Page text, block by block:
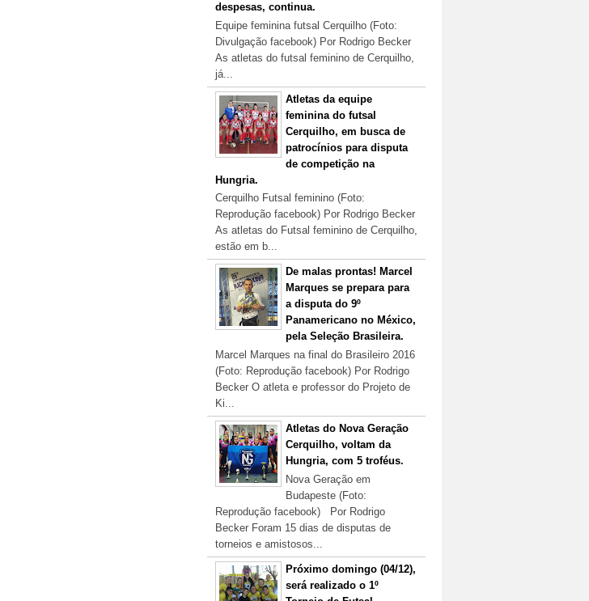
despesas, continua.
Equipe feminina futsal Cerquilho (Foto:
Divulgação facebook) Por Rodrigo Becker
As atletas do futsal feminino de Cerquilho,
já...
Atletas da equipe
feminina do futsal
Cerquilho, em busca de
patrocínios para disputa
de competição na
Hungria.
Cerquilho Futsal feminino (Foto:
Reprodução facebook) Por Rodrigo Becker
As atletas do Futsal feminino de Cerquilho,
estão em b...
De malas prontas! Marcel
Marques se prepara para
a disputa do 9º
Panamericano no México,
pela Seleção Brasileira.
Marcel Marques na final do Brasileiro 2016
(Foto: Reprodução facebook) Por Rodrigo
Becker O atleta e professor do Projeto de
Ki...
Atletas do Nova Geração
Cerquilho, voltam da
Hungria, com 5 troféus.
Nova Geração em
Budapeste (Foto:
Reprodução facebook) Por Rodrigo
Becker Foram 15 dias de disputas de
torneios e amistosos...
Próximo domingo (04/12),
será realizado o 1º